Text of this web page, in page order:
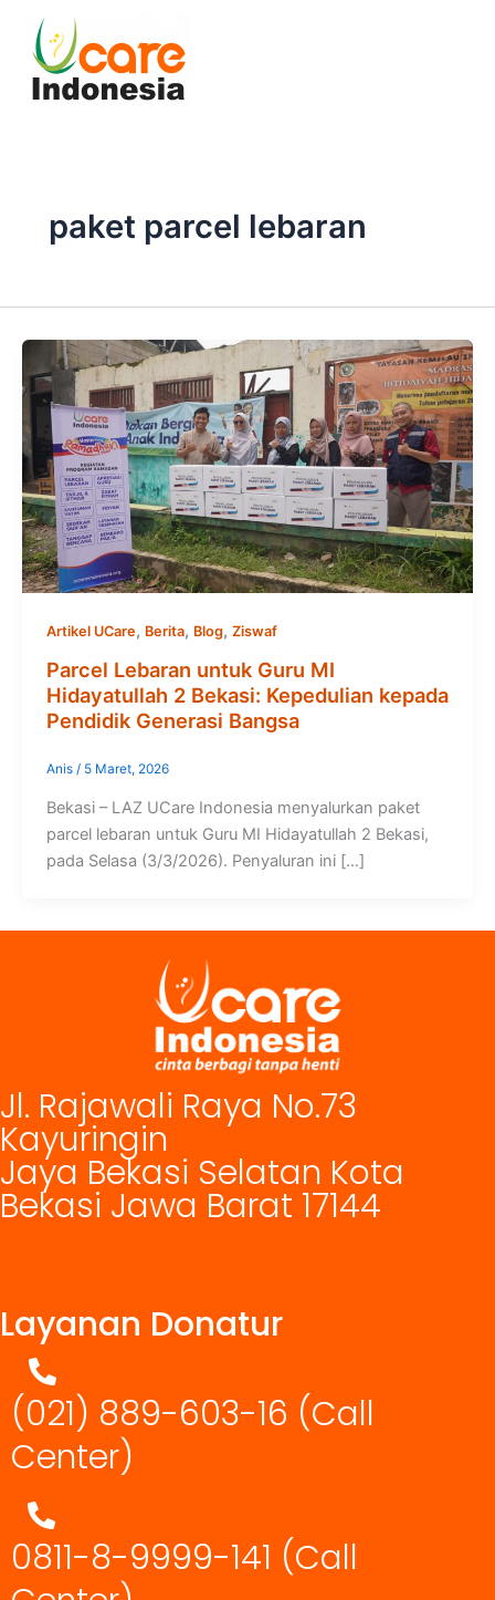
content
paket parcel lebaran
Artikel UCare, Berita, Blog, Ziswaf
Parcel Lebaran untuk Guru MI
Hidayatullah 2 Bekasi: Kepedulian kepada
Pendidik Generasi Bangsa
Anis / 5 Maret, 2026
Bekasi – LAZ UCare Indonesia menyalurkan paket
parcel lebaran untuk Guru MI Hidayatullah 2 Bekasi,
pada Selasa (3/3/2026). Penyaluran ini […]
Jl. Rajawali Raya No.73
Kayuringin
Jaya Bekasi Selatan Kota
Bekasi Jawa Barat 17144
Layanan Donatur
(021) 889-603-16 (Call
Center)
0811-8-9999-141 (Call